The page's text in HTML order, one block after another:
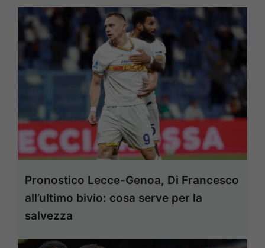
Pronostico Lecce-Genoa, Di Francesco
all’ultimo bivio: cosa serve per la
salvezza